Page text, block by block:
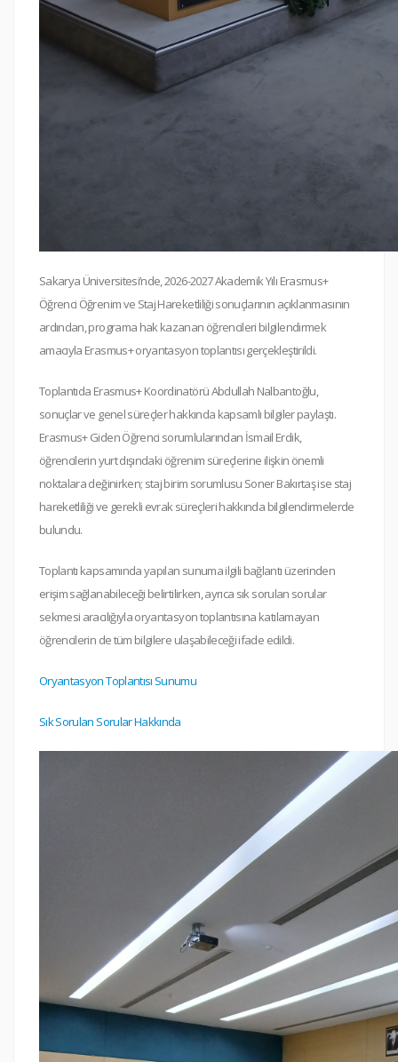
Sakarya Üniversitesi’nde, 2026-2027 Akademik Yılı Erasmus+
Öğrenci Öğrenim ve Staj Hareketliliği sonuçlarının açıklanmasının
ardından, programa hak kazanan öğrencileri bilgilendirmek
amacıyla Erasmus+ oryantasyon toplantısı gerçekleştirildi.
Toplantıda Erasmus+ Koordinatörü Abdullah Nalbantoğlu,
sonuçlar ve genel süreçler hakkında kapsamlı bilgiler paylaştı.
Erasmus+ Giden Öğrenci sorumlularından İsmail Erdik,
öğrencilerin yurt dışındaki öğrenim süreçlerine ilişkin önemli
noktalara değinirken; staj birim sorumlusu Soner Bakırtaş ise staj
hareketliliği ve gerekli evrak süreçleri hakkında bilgilendirmelerde
bulundu.
Toplantı kapsamında yapılan sunuma ilgili bağlantı üzerinden
erişim sağlanabileceği belirtilirken, ayrıca sık sorulan sorular
sekmesi aracılığıyla oryantasyon toplantısına katılamayan
öğrencilerin de tüm bilgilere ulaşabileceği ifade edildi.
Oryantasyon Toplantısı Sunumu
Sık Sorulan Sorular Hakkında